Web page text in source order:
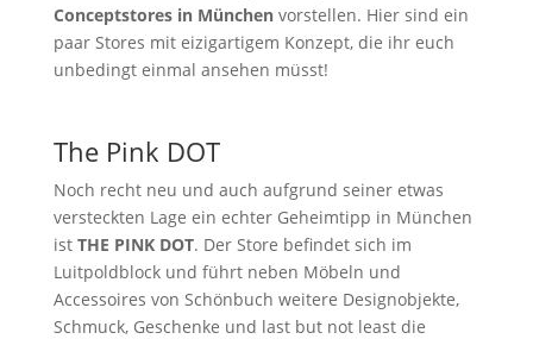
Conceptstores in Münchenvorstellen. Hier sind ein
paar Stores mit eizigartigem Konzept, die ihr euch
unbedingt einmal ansehen müsst!
The Pink DOT
Noch recht neu und auch aufgrund seiner etwas
versteckten Lage ein echter Geheimtipp in München
ist THE PINK DOT. Der Store befindet sich im
Luitpoldblock und führt neben Möbeln und
Accessoires von Schönbuch weitere Designobjekte,
Schmuck, Geschenke und last but not least die